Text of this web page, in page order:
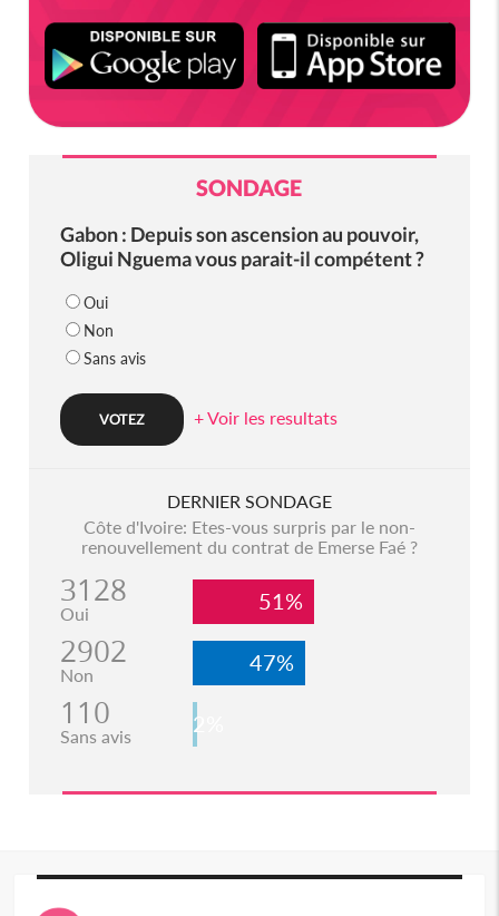
SONDAGE
Gabon : Depuis son ascension au pouvoir,
Oligui Nguema vous parait-il compétent ?
Oui
Non
Sans avis
+ Voir les resultats
DERNIER SONDAGE
Côte d'Ivoire: Etes-vous surpris par le non-
renouvellement du contrat de Emerse Faé ?
3128
Oui 51%
2902
Non 47%
110
Sans avis 2%